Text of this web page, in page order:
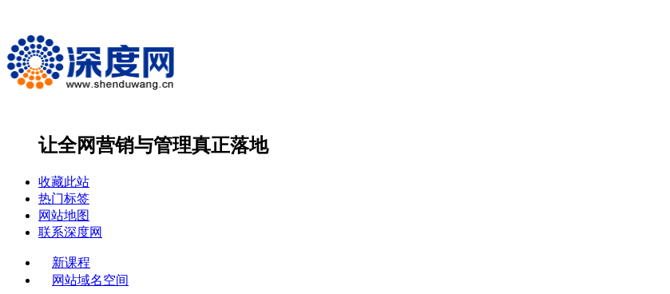
让全网营销与管理真正落地
收藏此站
热门标签
网站地图
联系深度网
新课程
网站域名空间